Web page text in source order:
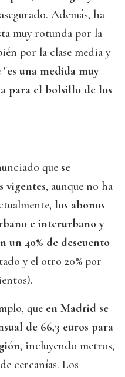
Además, ha
muy rotunda por la
por la clase media y
"es una medida muy
para el bolsillo de los
que se
vigentes, aunque no ha
los abonos
e interurbano y
un 40% de descuento
y el otro 20% por
que en Madrid se
de 66,3 euros para
, incluyendo metros,
cercanías. Los